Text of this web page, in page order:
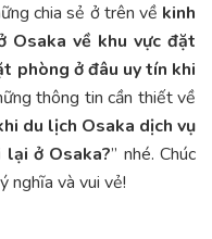
chia sẻ ở trên về kinh
Osaka về khu vực đặt
phòng ở đâu uy tín khi
thông tin cần thiết về
du lịch Osaka dịch vụ
ở Osaka?” nhé. Chúc
nghĩa và vui vẻ!